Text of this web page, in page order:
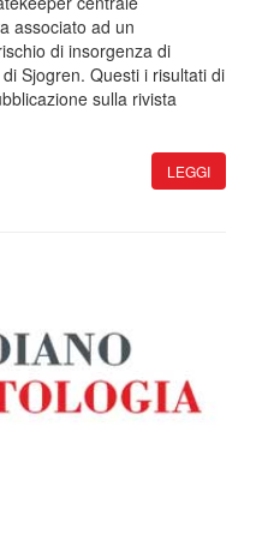
associato ad un
di insorgenza di
Sjogren. Questi i risultati di
sulla rivista
LEGGI